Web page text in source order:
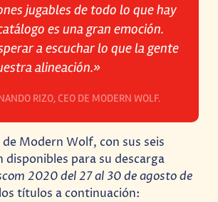
jugables de todo lo que hay
es una gran emoción.
a escuchar lo que la gente
alineación.»
RIZO, CEO DE MODERN WOLF.
de Modern Wolf, con sus seis
disponibles para su descarga
2020 del 27 al 30 de agosto de
títulos a continuación: